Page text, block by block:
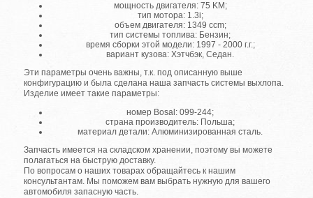
мощность двигателя: 75 KM;
тип мотора: 1.3i;
объем двигателя: 1349 ccm;
тип системы топлива: Бензин;
время сборки этой модели: 1997 - 2000 г.г.;
вариант кузова: Хэтчбэк, Седан.
Эти параметры очень важны, т.к. под описанную выше
конфигурацию и была сделана наша запчасть системы выхлопа.
Изделие имеет такие параметры:
номер Bosal: 099-244;
страна производитель: Польша;
материал детали: Алюминизированная сталь.
Запчасть имеется на складском хранении, поэтому вы можете
полагаться на быструю доставку.
По вопросам о наших товарах обращайтесь к нашим
консультантам. Мы поможем вам выбрать нужную для вашего
автомобиля запасную часть.